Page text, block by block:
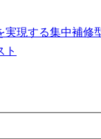
現する集中補修
ト